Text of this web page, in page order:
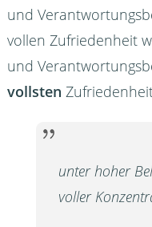
und
vollen Zufriedenheit
und
vollsten
unter hoher
voller